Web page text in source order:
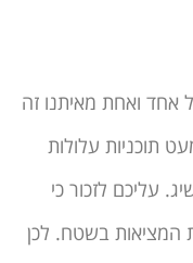
אחד ואחת מאיתנו זה
תוכניות עלולות
עליכם לזכור כי
בשטח. לכן